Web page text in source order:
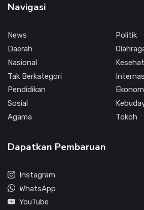
Navigasi
News
Daerah
Nasional
Tak Berkategori
Pendidikan
Sosial
Agama
Politik
Tokoh
Dapatkan Pembaruan
Instagram
WhatsApp
YouTube